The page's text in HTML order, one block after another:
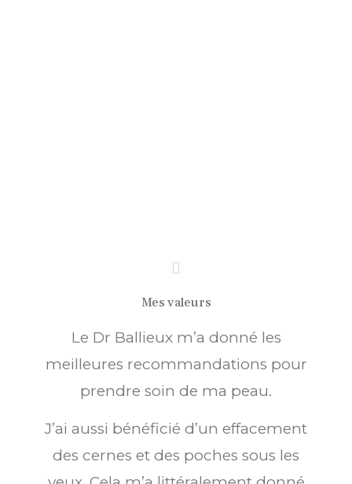
Mes valeurs
Le Dr Ballieux m’a donné les
meilleures recommandations pour
prendre soin de ma peau.
J’ai aussi bénéficié d’un effacement
des cernes et des poches sous les